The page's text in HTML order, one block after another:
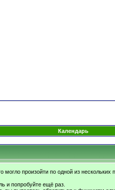
Календарь
произойти по одной из нескольких
и попробуйте ещё раз.